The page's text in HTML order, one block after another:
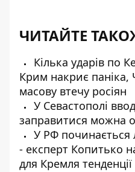
ЧИТАЙТЕ
Кілька ударів по
Крим накриє паніка,
масову втечу росіян
У Севастополі
заправитися можна
У РФ починається
- експерт Копитько
для Кремля тенденції